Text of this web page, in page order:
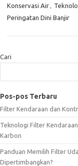
Konservasi Air,
Peringatan Dini Banjir
Cari
Pos-pos Terbaru
Filter Kendaraan dan
Teknologi Filter
Karbon
Panduan Memilih Filter
Dipertimbangkan?